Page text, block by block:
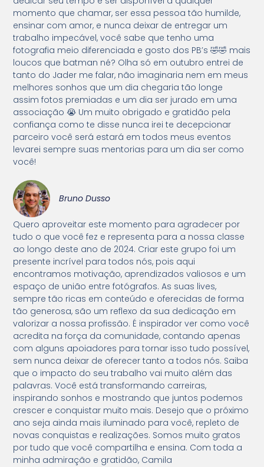
momento que chamar, ser essa pessoa tão humilde,
ensinar com amor, e nunca deixar de entregar um
trabalho impecável, você sabe que tenho uma
fotografia meio diferenciada e gosto dos PB’s 🤣🤣 mais
loucos que batman né? Olha só em outubro entrei de
tanto do Jader me falar, não imaginaria nem em meus
melhores sonhos que um dia chegaria tão longe
assim fotos premiadas e um dia ser jurado em uma
associação 😭 Um muito obrigado e gratidão pela
confiança como te disse nunca irei te decepcionar
parceiro você será estará em todos meus eventos
levarei sempre suas mentorias para um dia ser como
você!
Bruno Dusso
Quero aproveitar este momento para agradecer por
tudo o que você fez e representa para a nossa classe
ao longo deste ano de 2024. Criar este grupo foi um
presente incrível para todos nós, pois aqui
encontramos motivação, aprendizados valiosos e um
espaço de união entre fotógrafos. As suas lives,
sempre tão ricas em conteúdo e oferecidas de forma
tão generosa, são um reflexo da sua dedicação em
valorizar a nossa profissão. É inspirador ver como você
acredita na força da comunidade, contando apenas
com alguns apoiadores para tornar isso tudo possível,
sem nunca deixar de oferecer tanto a todos nós. Saiba
que o impacto do seu trabalho vai muito além das
palavras. Você está transformando carreiras,
inspirando sonhos e mostrando que juntos podemos
crescer e conquistar muito mais. Desejo que o próximo
ano seja ainda mais iluminado para você, repleto de
novas conquistas e realizações. Somos muito gratos
por tudo que você compartilha e ensina. Com toda a
minha admiração e gratidão, Camila